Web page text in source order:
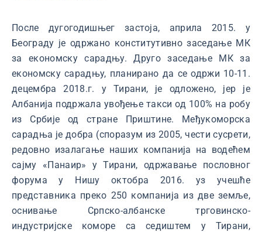
После дугогодишњег застоја, априла 2015. у
Београду је одржано конститутивно заседање МК
за економску сарадњу. Друго заседање МК за
економску сарадњу, планирано да се одржи 10-11.
децембра 2018.г. у Тирани, је одложено, јер је
Албанија подржала увођење такси од 100% на робу
из Србије од стране Приштине. Међукоморска
сарадња је добра (споразум из 2005, чести сусрети,
редовно изалагање наших компанија на водећем
сајму «Панаир» у Тирани, одржавање пословног
форума у Нишу октобра 2016. уз учешће
представника преко 250 компанија из две земље,
оснивање Српско-албанске трговинско-
индустријске коморе са седиштем у Тирани,